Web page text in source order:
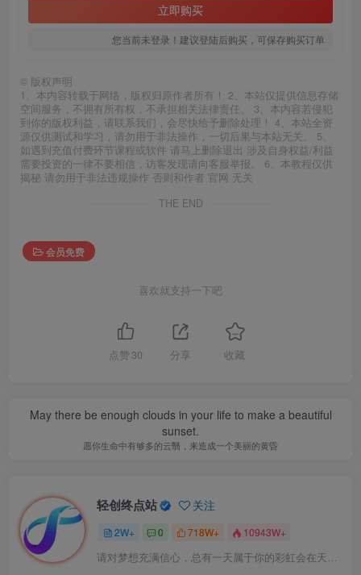
立即购买
您当前未登录！建议登陆后购买，可保存购买订单
© 版权声明
1、本内容转载于网络，版权归原作者所有！ 2、本站仅提供信息存储
空间服务，不拥有所有权，不承担相关法律责任。 3、本内容若侵犯
到你的版权利益，请联系我们，会尽快给予删除处理！ 4、本站全资
源仅供测试和学习，请勿用于非法操作，一切后果与本站无关。 5、
如遇到充值付费环节课程或软件 请马上删除退出 涉及自身权益/利益
需要投资的一律不要相信，访客发现请向客服举报。 6、本教程仅供
揭秘 请勿用于非法违规操作 否则和作者 官网 无关
THE END
会员免费
喜欢就支持一下吧
点赞 30 分享 收藏
May there be enough clouds in your life to make a beautiful
sunset.
愿你生命中有够多的云翳，来造成一个美丽的黄昏
轻创终点站 关注
2W+ 0 718W+ 10943W+
请对梦想充满信心，总有一天属于你的彩虹会在天空微笑